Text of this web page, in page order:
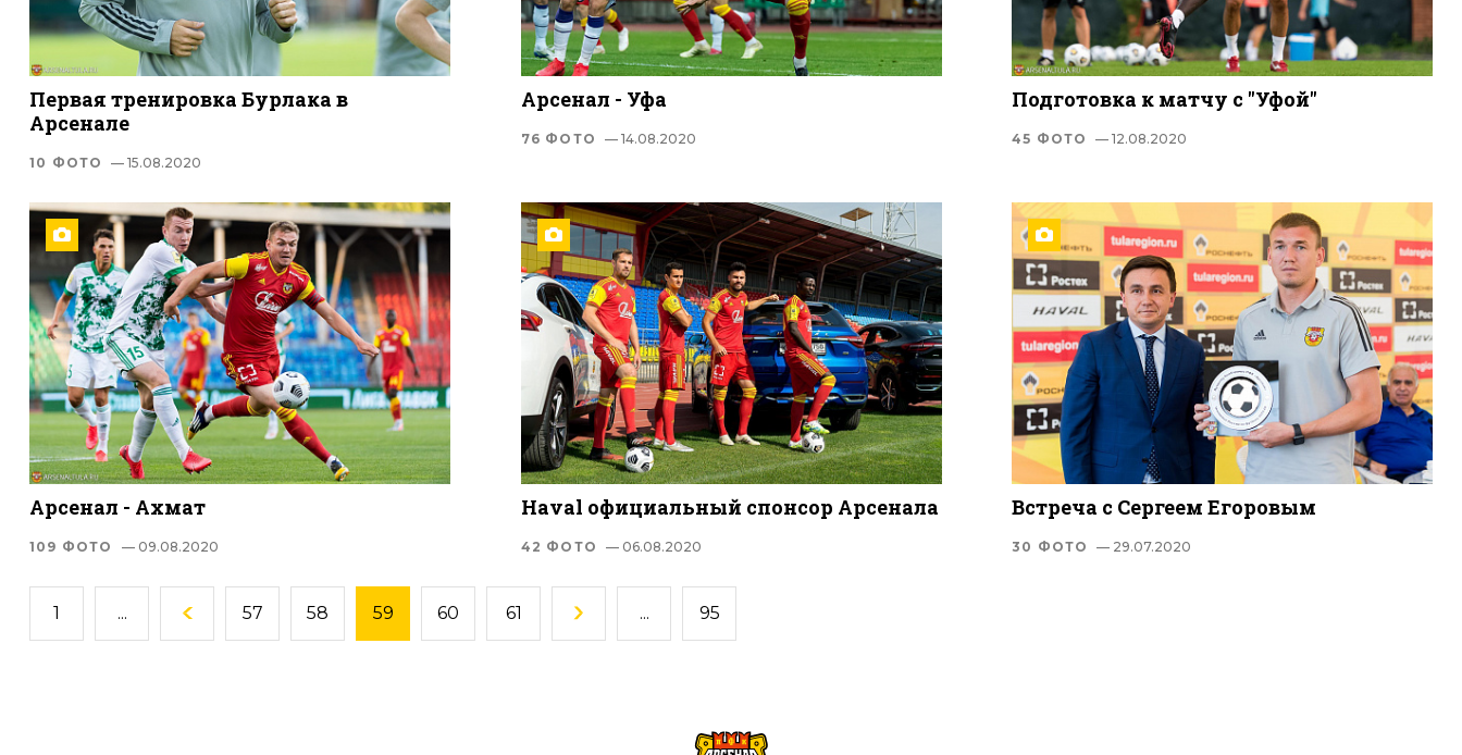
Первая тренировка Бурлака в
Арсенале
10 ФОТО — 15.08.2020
Арсенал - Уфа
76 ФОТО — 14.08.2020
Подготовка к матчу с "Уфой"
45 ФОТО — 12.08.2020
Арсенал - Ахмат
109 ФОТО — 09.08.2020
Haval официальный спонсор Арсенала
42 ФОТО — 06.08.2020
Встреча с Сергеем Егоровым
30 ФОТО — 29.07.2020
1 ... 57 58 59 60 61 ... 95